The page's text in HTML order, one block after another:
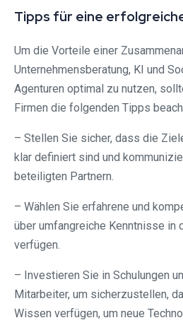
Tipps für eine
Um die Vorteile einer
Unternehmensberatung, KI und
Agenturen optimal zu nutzen,
Firmen die folgenden Tipps
– Stellen Sie sicher, dass die
klar definiert sind und
beteiligten Partnern.
– Wählen Sie erfahrene und
über umfangreiche Kenntnisse in
verfügen.
– Investieren Sie in Schulungen
Mitarbeiter, um sicherzustellen,
Wissen verfügen, um neue